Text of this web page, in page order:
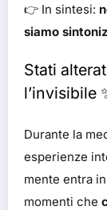
👉 In sintesi:
siamo
Stati
l’invisibile
Durante la
esperienze
mente entra
momenti che